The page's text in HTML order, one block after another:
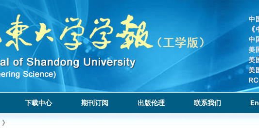
下载中心 期刊订阅 出版伦理 联系我们